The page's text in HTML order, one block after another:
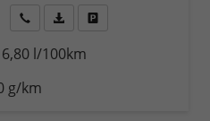
Wir rufen Sie anFahrzeugexposé (PDF)
6,80 l/100km
g/km